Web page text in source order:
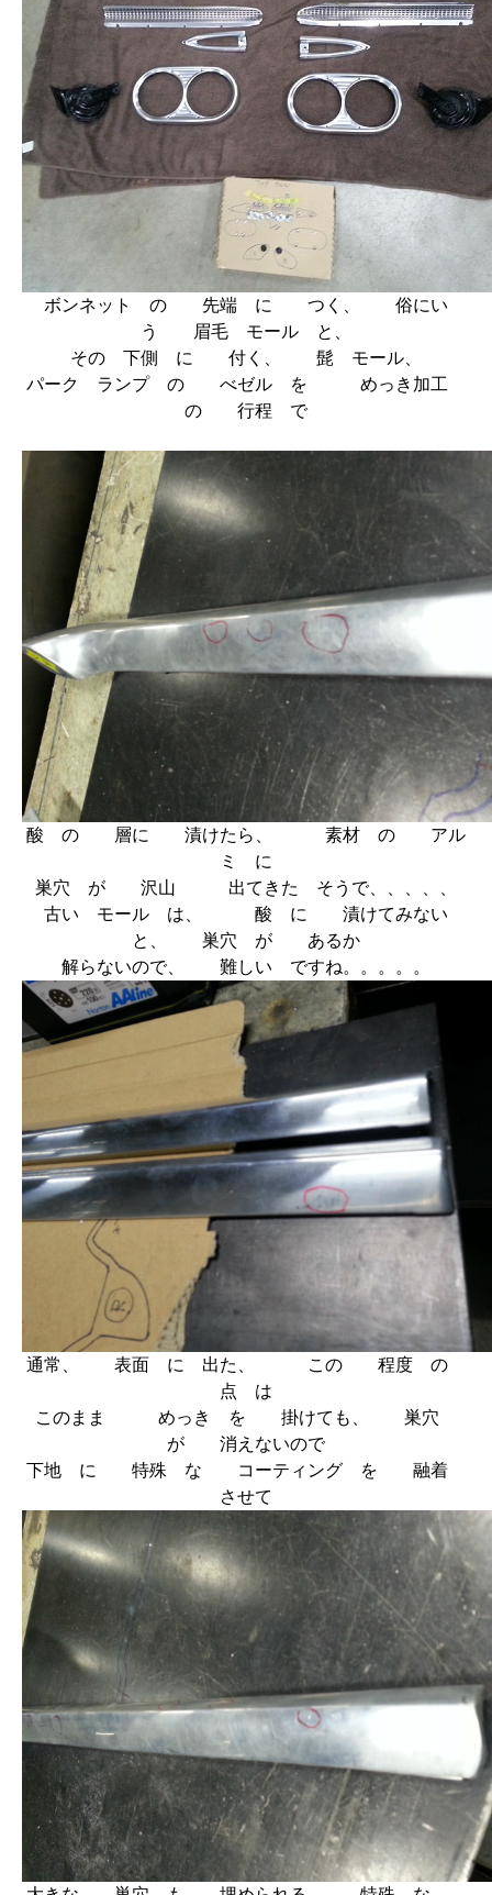
ボンネット の 先端 に つく、 俗にい
う 眉毛 モール と、
その 下側 に 付く、 髭 モール、
パーク ランプ の べゼル を めっき加工
の 行程 で
酸 の 層に 漬けたら、 素材 の アル
ミ に
巣穴 が 沢山 出てきた そうで、、、、、
古い モール は、 酸 に 漬けてみない
と、 巣穴 が あるか
解らないので、 難しい ですね。。。。。
通常、 表面 に 出た、 この 程度 の
点 は
このまま めっき を 掛けても、 巣穴
が 消えないので
下地 に 特殊 な コーティング を 融着
させて